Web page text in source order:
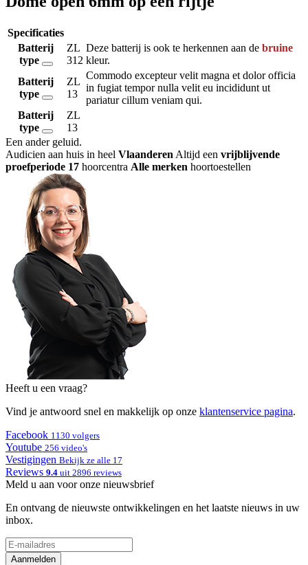
Specificaties
Batterij
type
ZL
312
Deze batterij is ook te herkennen aan de bruine
kleur.
Batterij
type
ZL
13
Commodo excepteur velit magna et dolor officia
in fugiat tempor nulla velit eu incididunt ut
pariatur cillum veniam qui.
Batterij
type
ZL
13
Een ander geluid.
Audicien aan huis in heel Vlaanderen Altijd een vrijblijvende
proefperiode 17 hoorcentra Alle merken hoortoestellen
Heeft u een vraag?
Vind je antwoord snel en makkelijk op onze klantenservice pagina.
Facebook 1130 volgers
Youtube 256 video's
Vestigingen Bekijk ze alle 17
Reviews 9.4 uit 2896 reviews
Meld u aan voor onze nieuwsbrief
En ontvang de nieuwste ontwikkelingen en het laatste nieuws in uw
inbox.
Aanmelden